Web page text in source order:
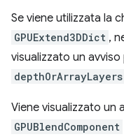
Se viene utilizzata la
GPUExtend3DDict ,
visualizzato un
depthOrArrayLayers
Viene visualizzato un
GPUBlendComponent